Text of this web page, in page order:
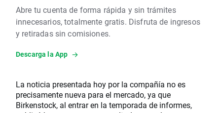
Abre tu cuenta de forma rápida y sin trámites
innecesarios, totalmente gratis. Disfruta de ingresos
y retiradas sin comisiones.
Descarga la App
La noticia presentada hoy por la compañía no es
precisamente nueva para el mercado, ya que
Birkenstock, al entrar en la temporada de informes,